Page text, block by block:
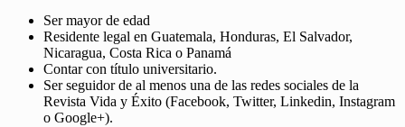
Ser mayor de edad
Residente legal en Guatemala, Honduras, El Salvador,
Nicaragua, Costa Rica o Panamá
Contar con título universitario.
Ser seguidor de al menos una de las redes sociales de la
Revista Vida y Éxito (Facebook, Twitter, Linkedin, Instagram
o Google+).